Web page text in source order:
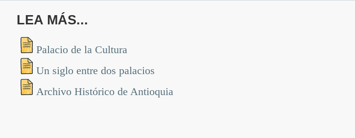
LEA MÁS...
Palacio de la Cultura
Un siglo entre dos palacios
Archivo Histórico de Antioquia